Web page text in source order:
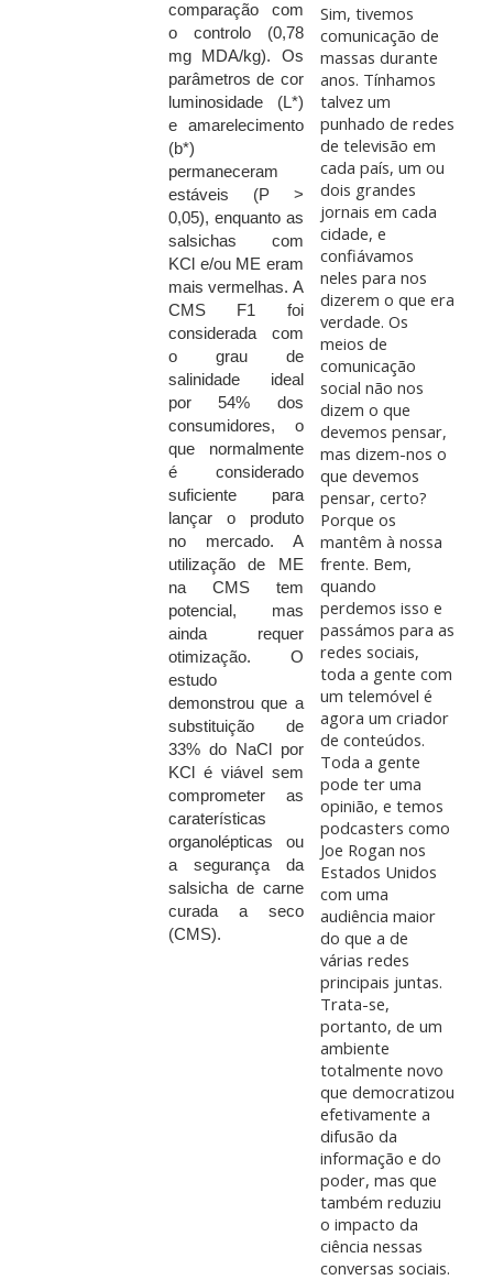
comparação com
o controlo (0,78
mg MDA/kg). Os
parâmetros de cor
luminosidade (L*)
e amarelecimento
(b*)
permaneceram
estáveis (P >
0,05), enquanto as
salsichas com
KCl e/ou ME eram
mais vermelhas. A
CMS F1 foi
considerada com
o grau de
salinidade ideal
por 54% dos
consumidores, o
que normalmente
é considerado
suficiente para
lançar o produto
no mercado. A
utilização de ME
na CMS tem
potencial, mas
ainda requer
otimização. O
estudo
demonstrou que a
substituição de
33% do NaCl por
KCl é viável sem
comprometer as
caraterísticas
organolépticas ou
a segurança da
salsicha de carne
curada a seco
(CMS).
Sim, tivemos
comunicação de
massas durante
anos. Tínhamos
talvez um
punhado de redes
de televisão em
cada país, um ou
dois grandes
jornais em cada
cidade, e
confiávamos
neles para nos
dizerem o que era
verdade. Os
meios de
comunicação
social não nos
dizem o que
devemos pensar,
mas dizem-nos o
que devemos
pensar, certo?
Porque os
mantêm à nossa
frente. Bem,
quando
perdemos isso e
passámos para as
redes sociais,
toda a gente com
um telemóvel é
agora um criador
de conteúdos.
Toda a gente
pode ter uma
opinião, e temos
podcasters como
Joe Rogan nos
Estados Unidos
com uma
audiência maior
do que a de
várias redes
principais juntas.
Trata-se,
portanto, de um
ambiente
totalmente novo
que democratizou
efetivamente a
difusão da
informação e do
poder, mas que
também reduziu
o impacto da
ciência nessas
conversas sociais.